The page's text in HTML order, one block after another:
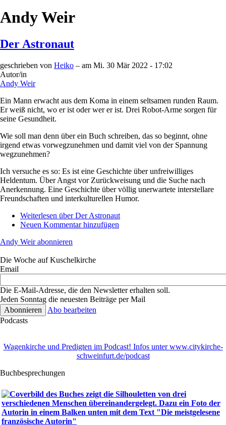
Andy Weir
Der Astronaut
geschrieben von Heiko – am Mi. 30 Mär 2022 - 17:02
Autor/in
Andy Weir
Ein Mann erwacht aus dem Koma in einem seltsamen runden Raum.
Er weiß nicht, wo er ist oder wer er ist. Drei Robot-Arme sorgen für
seine Gesundheit.
Wie soll man denn über ein Buch schreiben, das so beginnt, ohne
irgend etwas vorwegzunehmen und damit viel von der Spannung
wegzunehmen?
Ich versuche es so: Es ist eine Geschichte über unfreiwilliges
Heldentum. Über Angst vor Zurückweisung und die Suche nach
Anerkennung. Eine Geschichte über völlig unerwartete interstellare
Freundschaften und interkulturellen Humor.
Weiterlesen über Der Astronaut
Neuen Kommentar hinzufügen
Andy Weir abonnieren
Die Woche auf Kuschelkirche
Email
Die E-Mail-Adresse, die den Newsletter erhalten soll.
Jeden Sonntag die neuesten Beiträge per Mail
Abo bearbeiten
Podcasts
Wagenkirche und Predigten im Podcast! Infos unter www.citykirche-
schweinfurt.de/podcast
Buchbesprechungen